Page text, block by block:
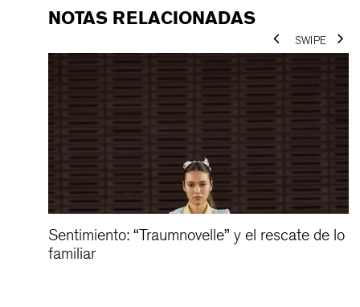
NOTAS RELACIONADAS
Sentimiento: “Traumnovelle” y el rescate de lo
familiar